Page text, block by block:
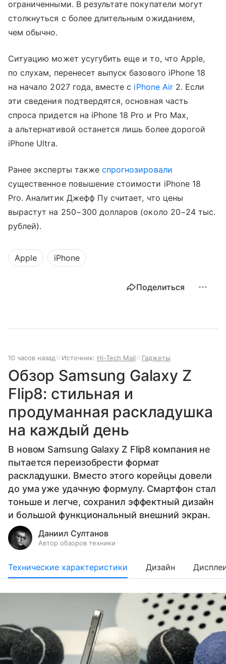
ограниченными. В результате покупатели могут
столкнуться с более длительным ожиданием,
чем обычно.
Ситуацию может усугубить еще и то, что Apple,
по слухам, перенесет выпуск базового iPhone 18
на начало 2027 года, вместе с iPhone Air2. Если
эти сведения подтвердятся, основная часть
спроса придется на iPhone 18 Pro и Pro Max,
а альтернативой останется лишь более дорогой
iPhone Ultra.
Ранее эксперты такжеспрогнозировали
существенное повышение стоимости iPhone 18
Pro. Аналитик Джефф Пу считает, что цены
вырастут на 250−300 долларов (около 20−24 тыс.
рублей).
Apple iPhone
Поделиться
10 часов назад Источник: Hi-Tech Mail Гаджеты
Обзор Samsung Galaxy Z
Flip8: стильная и
продуманная раскладушка
на каждый день
В новом Samsung Galaxy Z Flip8 компания не
пытается переизобрести формат
раскладушки. Вместо этого корейцы довели
до ума уже удачную формулу. Смартфон стал
тоньше и легче, сохранил эффектный дизайн
и большой функциональный внешний экран.
Даниил Султанов
Автор обзоров техники
Технические характеристики Дизайн